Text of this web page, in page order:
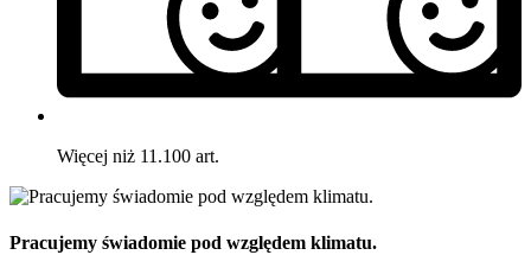
Więcej niż 11.100 art.
Pracujemy świadomie pod względem klimatu.